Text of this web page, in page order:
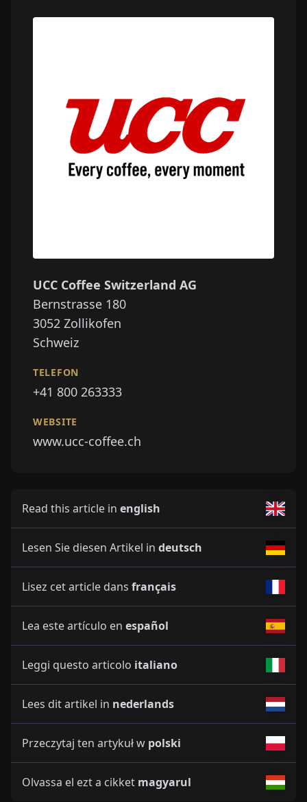
UCC Coffee Switzerland AG
Bernstrasse 180
3052 Zollikofen
Schweiz
TELEFON
+41 800 263333
WEBSITE
www.ucc-coffee.ch
Read this article in english
Lesen Sie diesen Artikel in deutsch
Lisez cet article dans français
Lea este artículo en español
Leggi questo articolo italiano
Lees dit artikel in nederlands
Przeczytaj ten artykuł w polski
Olvassa el ezt a cikket magyarul